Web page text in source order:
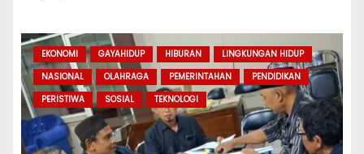
EKONOMI GAYAHIDUP HIBURAN
LINGKUNGAN HIDUP
NASIONAL
OLAHRAGA PEMERINTAHAN
PENDIDIKAN
PERISTIWA
SOSIAL TEKNOLOGI